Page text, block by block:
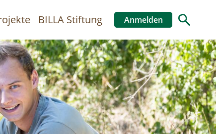
BILLA Stiftung Anmelden